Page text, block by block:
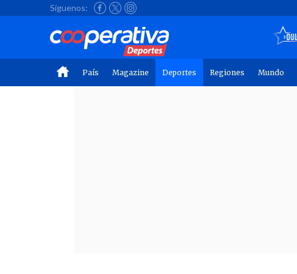
Síguenos:
País Magazine Deportes Regiones Mundo